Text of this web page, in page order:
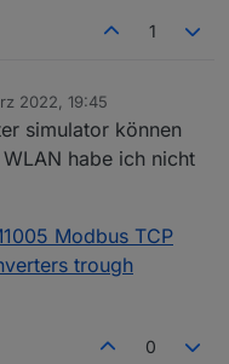
1
2022, 19:45
simulator können
habe ich nicht
Modbus TCP
trough
0